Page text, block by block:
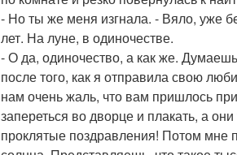
- Но ты же меня изгнала. - Вяло, уже
лет. На луне, в одиночестве.
- О да, одиночество, а как же.
после того, как я отправила свою
нам очень жаль, что вам пришлось
запереться во дворце и плакать, а
проклятые поздравления! Потом мне